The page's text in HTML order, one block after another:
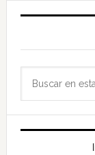
web